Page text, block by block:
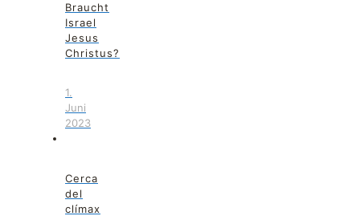
Braucht
Israel
Jesus
Christus?
1.
Juni
2023
Cerca
del
clímax